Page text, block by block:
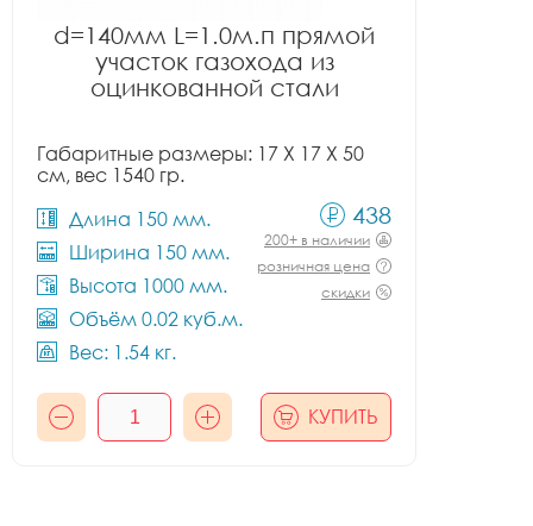
d=140мм L=1.0м.п прямой
участок газохода из
оцинкованной стали
Габаритные размеры: 17 X 17 X 50
см, вес 1540 гр.
Длина 150 мм.
Ширина 150 мм.
Высота 1000 мм.
Объём 0.02 куб.м.
Вес: 1.54 кг.
438
200+ в наличии
розничная цена
скидки
КУПИТЬ